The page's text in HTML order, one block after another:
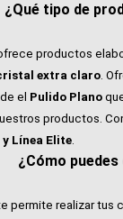
¿Qué tipo de
productos
extra claro.
el Pulido Plano
productos.
Línea Elite.
¿Cómo
permite realizar tus